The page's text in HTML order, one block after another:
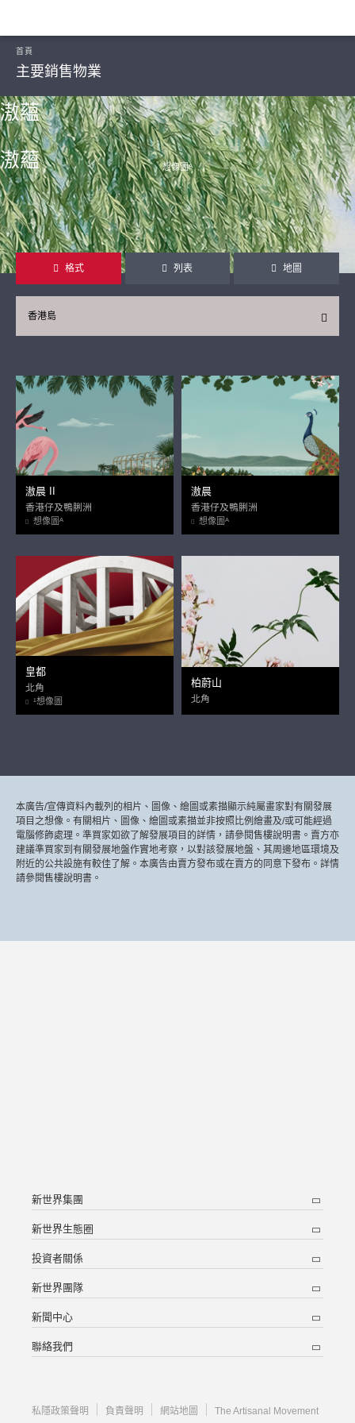
首頁
主要銷售物業
滶蘊
想像圖ᴬ
滶蘊
格式 列表 地圖
香港島
滶晨 II
香港仔及鴨脷洲
想像圖ᴬ
滶晨
香港仔及鴨脷洲
想像圖ᴬ
皇都
北角
¹想像圖
柏蔚山
北角
本廣告/宣傳資料內載列的相片、圖像、繪圖或素描顯示純屬畫家對有關發展
項目之想像。有關相片、圖像、繪圖或素描並非按照比例繪畫及/或可能經過
電腦修飾處理。準買家如欲了解發展項目的詳情，請參閱售樓說明書。賣方亦
建議準買家到有關發展地盤作實地考察，以對該發展地盤、其周邊地區環境及
附近的公共設施有較佳了解。本廣告由賣方發布或在賣方的同意下發布。詳情
請參閱售樓說明書。
新世界集團
新世界生態圈
投資者關係
新世界團隊
新聞中心
聯絡我們
私隱政策聲明 負責聲明 網站地圖 The Artisanal Movement
繼續